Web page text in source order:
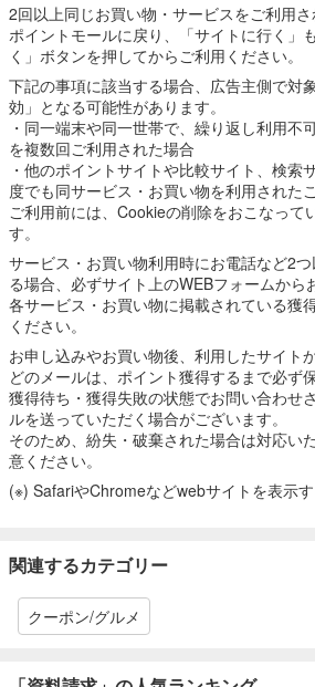
2回以上同じお買い物・サービスをご利用
ポイントモールに戻り、「サイトに行く」
く」ボタンを押してからご利用ください。
下記の事項に該当する場合、広告主側で対
効」となる可能性があります。
・同一端末や同一世帯で、繰り返し利用不
を複数回ご利用された場合
・他のポイントサイトや比較サイト、検索
度でも同サービス・お買い物を利用された
ご利用前には、Cookieの削除をおこなって
す。
サービス・お買い物利用時にお電話など2
る場合、必ずサイト上のWEBフォームから
各サービス・お買い物に掲載されている獲
ください。
お申し込みやお買い物後、利用したサイト
どのメールは、ポイント獲得するまで必ず
獲得待ち・獲得失敗の状態でお問い合わせ
ルを送っていただく場合がございます。
そのため、紛失・破棄された場合は対応い
意ください。
(※) SafariやChromeなどwebサイトを表示
関連するカテゴリー
クーポン/グルメ